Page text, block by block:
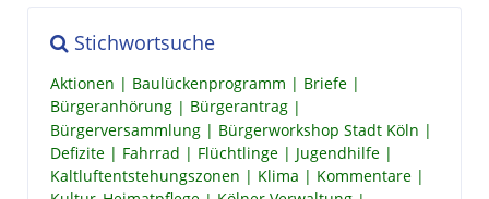
Stichwortsuche
Aktionen Baulückenprogramm
Briefe
Bürgeranhörung
Bürgerantrag
Bürgerversammlung
Bürgerworkshop Stadt Köln
Defizite
Fahrrad Flüchtlinge
Jugendhilfe
Kaltluftentstehungszonen
Klima
Kommentare